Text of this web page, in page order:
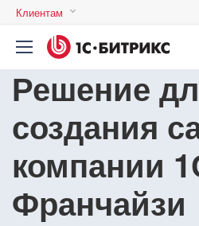
Клиентам
Логин
Пароль
Решение
создания
компании
Франчайзи